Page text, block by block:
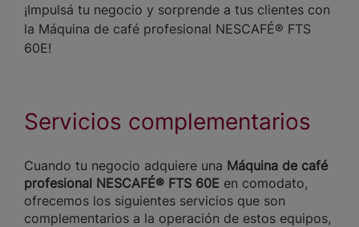
¡Impulsá tu negocio y sorprende a tus clientes con
la Máquina de café profesional NESCAFÉ® FTS
60E!
Servicios complementarios
Cuando tu negocio adquiere una Máquina de café
profesional NESCAFÉ® FTS 60E en comodato,
ofrecemos los siguientes servicios que son
complementarios a la operación de estos equipos,